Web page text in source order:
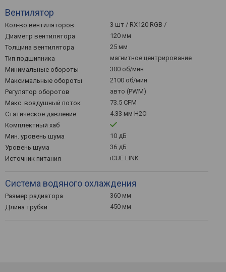
Вентилятор
Кол-во вентиляторов
3 шт / RX120 RGB /
Диаметр вентилятора
120 мм
Толщина вентилятора
25 мм
Тип подшипника
магнитное центрирование
Минимальные обороты
300 об/мин
Максимальные обороты
2100 об/мин
Регулятор оборотов
авто (PWM)
Макс. воздушный поток
73.5 CFM
Статическое давление
4.33 мм H2O
Комплектный хаб
Мин. уровень шума
10 дБ
Уровень шума
36 дБ
Источник питания
iCUE LINK
Система водяного охлаждения
Размер радиатора
360 мм
Длина трубки
450 мм